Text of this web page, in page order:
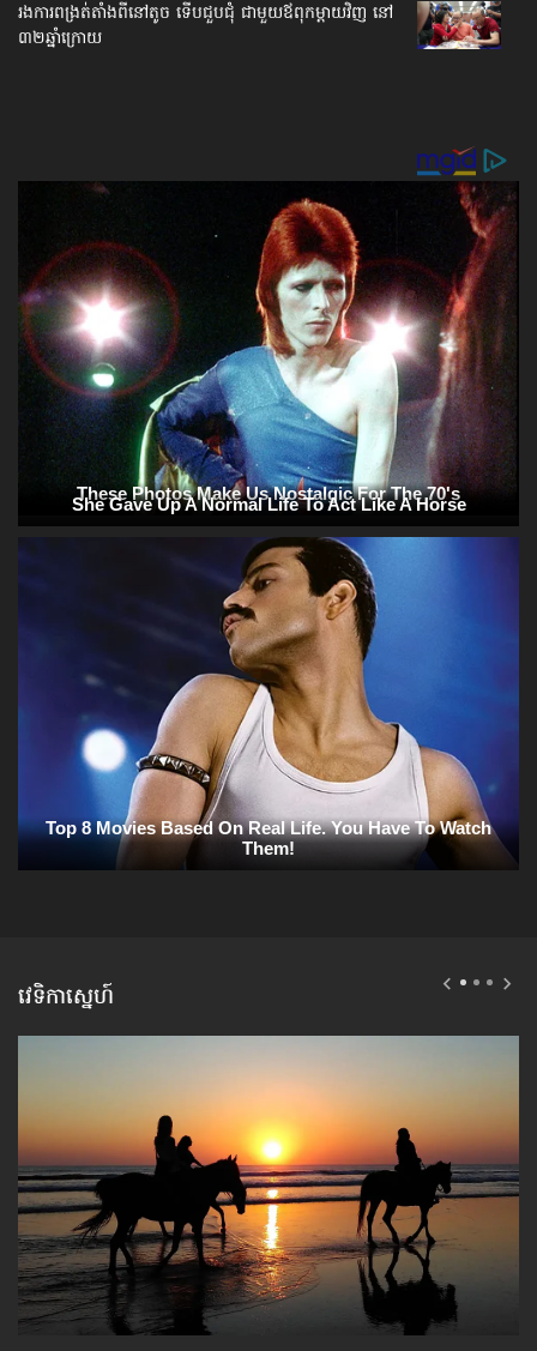
រងការពង្រត់តាំងពីនៅតូច ទើប​ជួបជុំ​ ជាមួយ​ឪពុកម្ដាយ​វិញ​ នៅ​
៣២ឆ្នាំ​ក្រោយ
វេទិកាស្នេហ៍